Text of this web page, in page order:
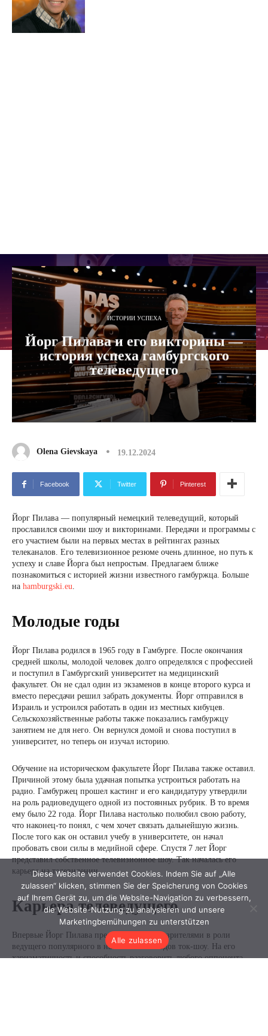
Diese Website verwendet Cookies. Indem Sie auf „Alle
zulassen“ klicken, stimmen Sie der Speicherung von Cookies
auf Ihrem Gerät zu, um die Website-Navigation zu verbessern,
die Website-Nutzung zu analysieren und unsere
Marketingbemühungen zu unterstützen
Alle zulassen